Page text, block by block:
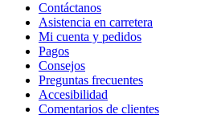
Contáctanos
Asistencia en carretera
Mi cuenta y pedidos
Pagos
Consejos
Preguntas frecuentes
Accesibilidad
Comentarios de clientes